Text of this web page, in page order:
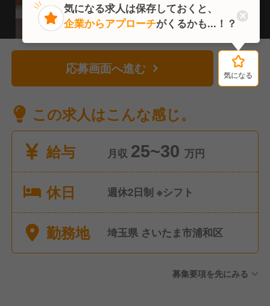
応募画面へ進む 気になる
この求人はこんな感じ。
給与
月収 25~30 万円
休日 週休2日制 ※シフト
勤務地 埼玉県 さいたま市浦和区
募集要項を先にみる
気になる
気になる求人は保存しておくと、
企業からアプローチがくるかも...！？